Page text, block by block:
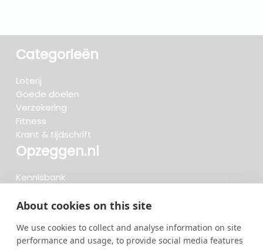
About cookies on this site
We use cookies to collect and analyse information on site
performance and usage, to provide social media features
Categorieën
Loterij
Goede doelen
Verzekering
Fitness
Krant & tijdschrift
Opzeggen.nl
Kennisbank
Beoordelingen
Meteen opzeggen